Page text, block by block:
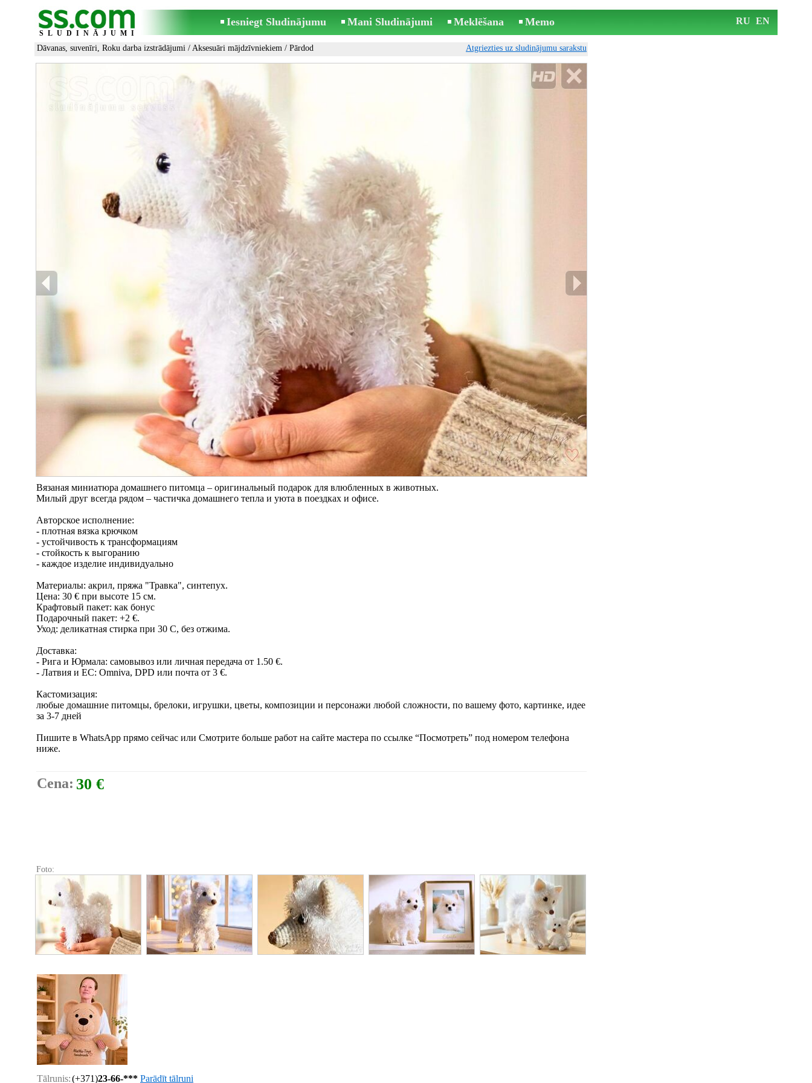
SLUDINĀJUMI
Iesniegt Sludinājumu Mani Sludinājumi Meklēšana Memo RU EN
Dāvanas, suvenīri, Roku darba izstrādājumi / Aksesuāri mājdzīvniekiem / Pārdod Atgriezties uz sludinājumu sarakstu
Вязаная миниатюра домашнего питомца – оригинальный подарок для влюбленных в животных.
Милый друг всегда рядом – частичка домашнего тепла и уюта в поездках и офисе.
Авторское исполнение:
- плотная вязка крючком
- устойчивость к трансформациям
- стойкость к выгоранию
- каждое изделие индивидуально
Материалы: акрил, пряжа "Травка", синтепух.
Цена: 30 € при высоте 15 см.
Крафтовый пакет: как бонус
Подарочный пакет: +2 €.
Уход: деликатная стирка при 30 C, без отжима.
Доставка:
- Рига и Юрмала: самовывоз или личная передача от 1.50 €.
- Латвия и ЕС: Omniva, DPD или почта от 3 €.
Кастомизация:
любые домашние питомцы, брелоки, игрушки, цветы, композиции и персонажи любой сложности, по вашему фото, картинке, идее
за 3-7 дней
Пишите в WhatsApp прямо сейчас или Смотрите больше работ на сайте мастера по ссылке “Посмотреть” под номером телефона
ниже.
Cena: 30 €
Foto:
Tālrunis:(+371)23-66-*** Parādīt tālruni